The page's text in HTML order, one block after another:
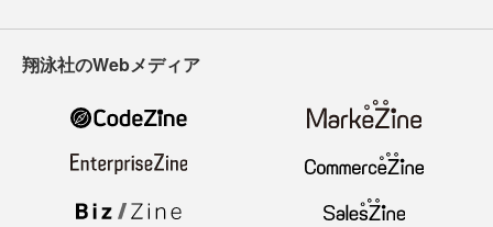
翔泳社のWebメディア